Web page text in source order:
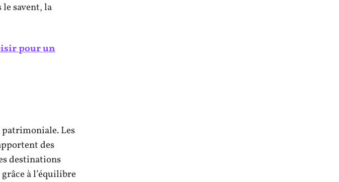
le savent, la
pour un
Les
des
destinations
à l’équilibre